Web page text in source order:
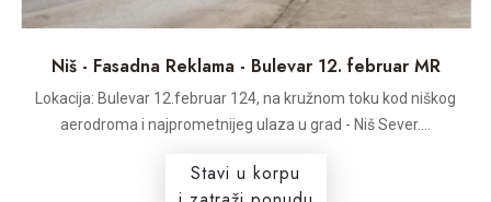
Niš - Fasadna Reklama - Bulevar 12. februar MR
Lokacija: Bulevar 12.februar 124, na kružnom toku kod niškog
aerodroma i najprometnijeg ulaza u grad - Niš Sever....
Stavi u korpu